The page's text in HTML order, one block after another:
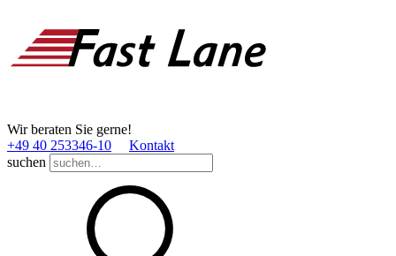
Wir beraten Sie gerne!
+49 40 253346­-10
Kontakt
suchen